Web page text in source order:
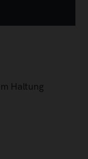
Haltung